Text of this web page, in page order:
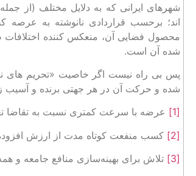
شهرهای ایرانی که به دلایل مختلف (از
‌اند؛ برحسب قراردادی نانوشته به
محصول فضایی آن، منعکس کننده
شده آن است.
پس بی ‌راه نیست اگر خاصیت «تحریم های
شده و حرکت آن در هر جهتی برنده و آسیب
[1]
عرضه با سرعت کمتری نسبت به تقاضا
[2]
کسب منفعت کوتاه مدت از ارزش
[3]
تلاش برای بهینه‌سازی منافع جامعه و